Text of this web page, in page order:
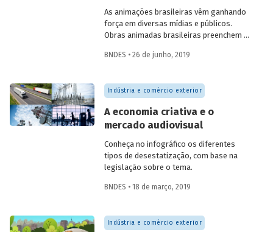
As animações brasileiras vêm ganhando
força em diversas mídias e públicos.
Obras animadas brasileiras preenchem o
passam a aparecer nos cinemas
indicações e ganhando os principais
prêmios da animação mundial, caso de
Manu, indicadas ao Emmy Kids, e dos
filmesUma história de amor e fúria
menino e o mundo , vencedores do
Festival de Annecy em 2013 e 2014,
respectivamente. Confira no infográfico
que preparamos os principais números do
mercado consumidor de animação no
BNDES • 26 de junho, 2019
Indústria e comércio exterior
A economia criativa e o
mercado audiovisual
Conheça no infográfico os diferentes
tipos de desestatização, com base na
legislação sobre o tema.
BNDES • 18 de março, 2019
Indústria e comércio exterior